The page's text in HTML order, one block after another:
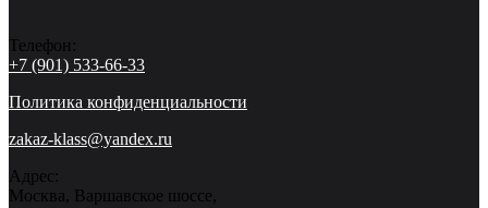
Телефон:
+7 (901) 533-66-33
Политика конфиденциальности
zakaz-klass@yandex.ru
Адрес:
Москва, Варшавское шоссе,